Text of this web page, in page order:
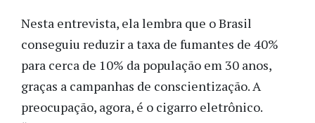
Nesta entrevista, ela lembra que o Brasil
conseguiu reduzir a taxa de fumantes de 40%
para cerca de 10% da população em 30 anos,
graças a campanhas de conscientização. A
preocupação, agora, é o cigarro eletrônico.